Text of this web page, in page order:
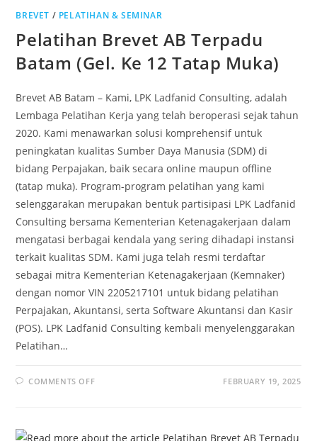
BREVET / PELATIHAN & SEMINAR
Pelatihan Brevet AB Terpadu
Batam (Gel. Ke 12 Tatap Muka)
Brevet AB Batam – Kami, LPK Ladfanid Consulting, adalah
Lembaga Pelatihan Kerja yang telah beroperasi sejak tahun
2020. Kami menawarkan solusi komprehensif untuk
peningkatan kualitas Sumber Daya Manusia (SDM) di
bidang Perpajakan, baik secara online maupun offline
(tatap muka). Program-program pelatihan yang kami
selenggarakan merupakan bentuk partisipasi LPK Ladfanid
Consulting bersama Kementerian Ketenagakerjaan dalam
mengatasi berbagai kendala yang sering dihadapi instansi
terkait kualitas SDM. Kami juga telah resmi terdaftar
sebagai mitra Kementerian Ketenagakerjaan (Kemnaker)
dengan nomor VIN 2205217101 untuk bidang pelatihan
Perpajakan, Akuntansi, serta Software Akuntansi dan Kasir
(POS). LPK Ladfanid Consulting kembali menyelenggarakan
Pelatihan…
COMMENTS OFF FEBRUARY 19, 2025